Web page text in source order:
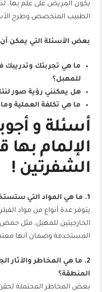
يكون المريض على علم بها.
الطبيب المتخصص وطرح
بعض الأسئلة التي يمكن
ما هي تجربتك وتدريبك
للمهبل؟
هل يمكنني رؤية صور
ما هي تكلفة العملية
أسئلة و
الإلمام
الشفرتين !
1. ما هي المواد التي ستستخدم في الحقن؟
يتوفر عدة أنواع من مواد
الخارجيتين للمهبل، مثل
المستخدمة وضمان أنها
2. ما هي المخاطر والآثار
المنطقة؟
بعض المخاطر المحتملة لحقن